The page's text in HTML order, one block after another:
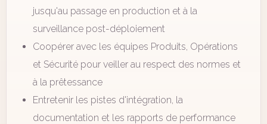
jusqu'au passage en production et à la
surveillance post-déploiement
Coopérer avec les équipes Produits, Opérations
et Sécurité pour veiller au respect des normes et
à la prêtessance
Entretenir les pistes d'intégration, la
documentation et les rapports de performance